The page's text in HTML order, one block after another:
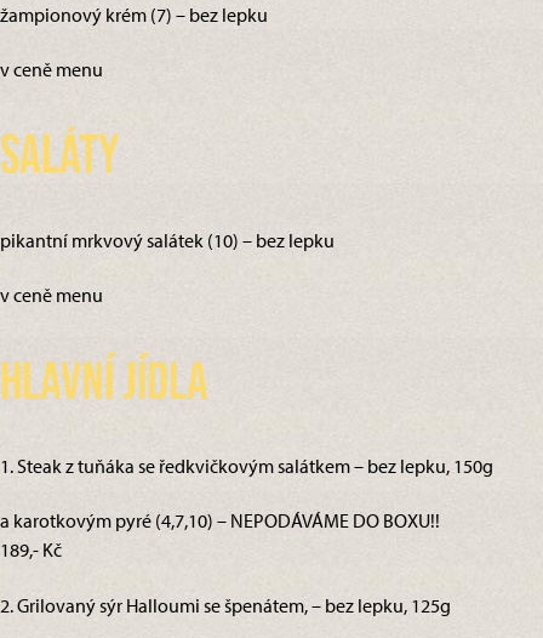
žampionový krém (7) – bez lepku
v ceně menu
Saláty
pikantní mrkvový salátek (10) – bez lepku
v ceně menu
Hlavní jídla
1. Steak z tuňáka se ředkvičkovým salátkem – bez lepku, 150g
a karotkovým pyré (4,7,10) – NEPODÁVÁME DO BOXU!!
189,- Kč
2. Grilovaný sýr Halloumi se špenátem, – bez lepku, 125g